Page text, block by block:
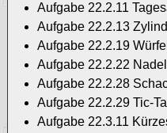
Aufgabe 22.2.11
Aufgabe 22.2.13
Aufgabe 22.2.19
Aufgabe 22.2.22
Aufgabe 22.2.28
Aufgabe 22.2.29 Tic-
Aufgabe 22.3.11